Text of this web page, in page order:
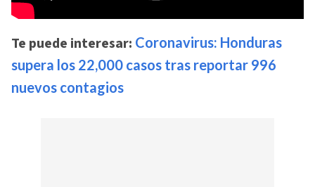
Te puede interesar: Coronavirus: Honduras
supera los 22,000 casos tras reportar 996
nuevos contagios